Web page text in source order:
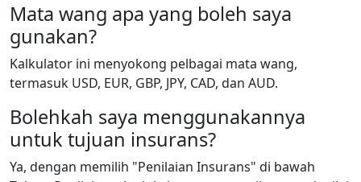
Mata wang apa yang boleh saya
gunakan?
Kalkulator ini menyokong pelbagai mata wang,
termasuk USD, EUR, GBP, JPY, CAD, dan AUD.
Bolehkah saya menggunakannya
untuk tujuan insurans?
Ya, dengan memilih "Penilaian Insurans" di bawah